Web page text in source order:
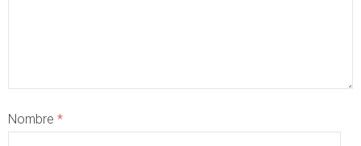
Nombre *